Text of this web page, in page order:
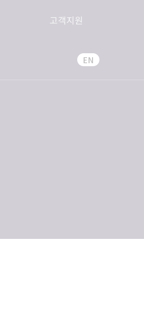
고객지원
EN